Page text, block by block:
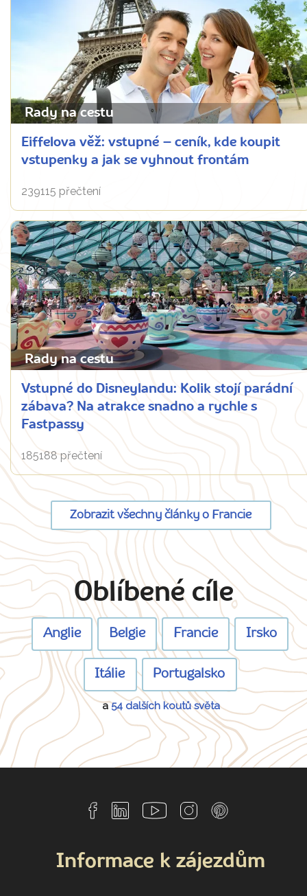
Rady na cestu
Eiffelova věž: vstupné – ceník, kde koupit
vstupenky a jak se vyhnout frontám
239115 přečtení
Rady na cestu
Vstupné do Disneylandu: Kolik stojí parádní
zábava? Na atrakce snadno a rychle s
Fastpassy
185188 přečtení
Zobrazit všechny články o Francie
Oblíbené cíle
Anglie Belgie Francie Irsko
Itálie Portugalsko
a54 dalších koutů světa
Informace k zájezdům